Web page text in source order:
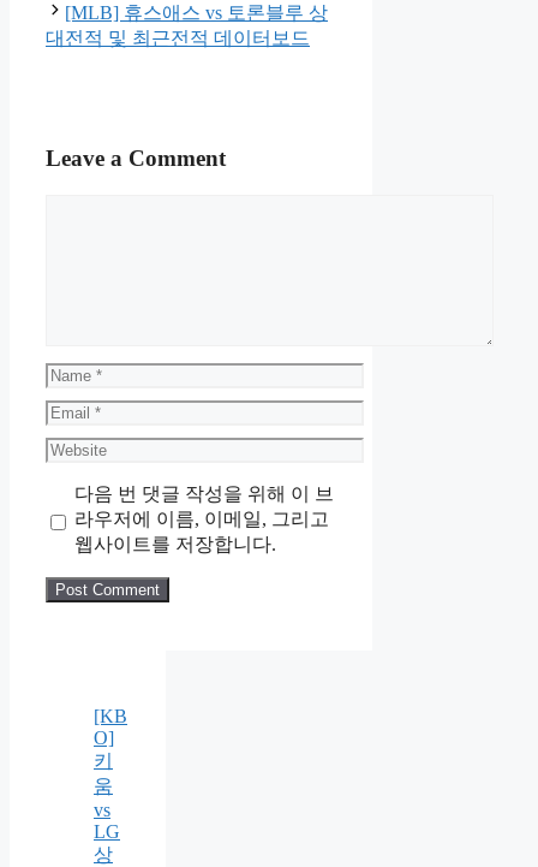
[MLB] 휴스애스 vs 토론블루 상
대전적 및 최근전적 데이터보드
Leave a Comment
Name
Email
Website
다음 번 댓글 작성을 위해 이 브
라우저에 이름, 이메일, 그리고
웹사이트를 저장합니다.
[KB
O]
키
움
vs
LG
상